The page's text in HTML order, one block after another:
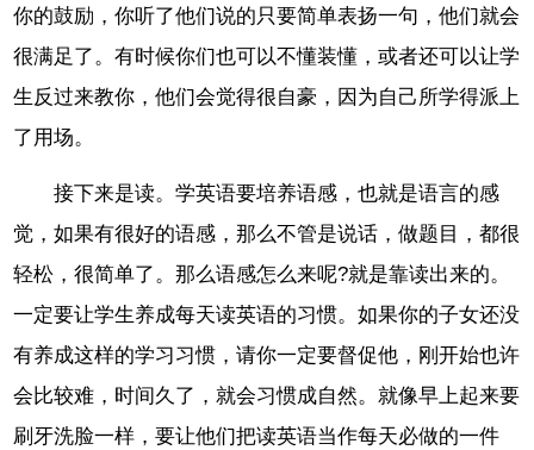
你的鼓励，你听了他们说的只要简单表扬一句，他们就会
很满足了。有时候你们也可以不懂装懂，或者还可以让学
生反过来教你，他们会觉得很自豪，因为自己所学得派上
了用场。
接下来是读。学英语要培养语感，也就是语言的感
觉，如果有很好的语感，那么不管是说话，做题目，都很
轻松，很简单了。那么语感怎么来呢?就是靠读出来的。
一定要让学生养成每天读英语的习惯。如果你的子女还没
有养成这样的学习习惯，请你一定要督促他，刚开始也许
会比较难，时间久了，就会习惯成自然。就像早上起来要
刷牙洗脸一样，要让他们把读英语当作每天必做的一件